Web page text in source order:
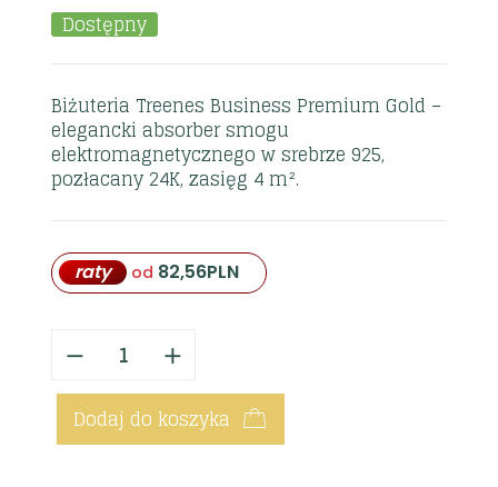
Dostępny
Biżuteria Treenes Business Premium Gold –
elegancki absorber smogu
elektromagnetycznego w srebrze 925,
pozłacany 24K, zasięg 4 m².
raty od 82,56PLN
Dodaj do koszyka